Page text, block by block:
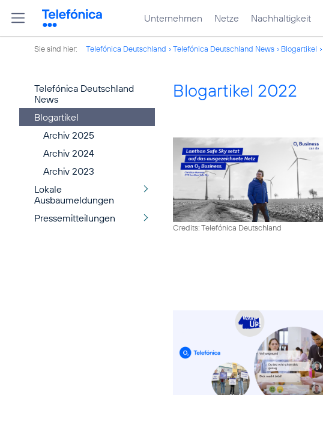
Unternehmen Netze Nachhaltigkeit
Sie sind hier: Telefónica Deutschland Telefónica Deutschland News Blogartikel
Telefónica Deutschland
News
Blogartikel
Archiv 2025
Archiv 2024
Archiv 2023
Lokale
Ausbaumeldungen
Pressemitteilungen
Blogartikel 2022
Credits: Telefónica Deutschland